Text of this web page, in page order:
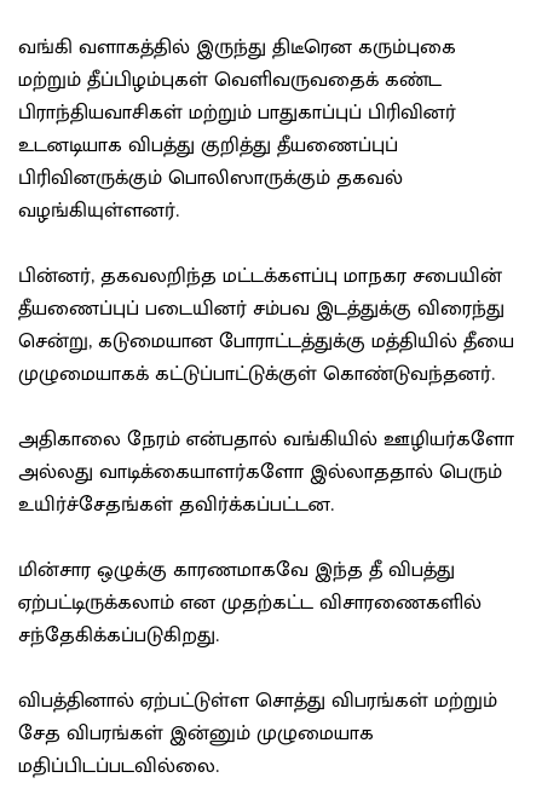
வங்கி வளாகத்தில் இருந்து திடீரென கரும்புகை
மற்றும் தீப்பிழம்புகள் வெளிவருவதைக் கண்ட
பிராந்தியவாசிகள் மற்றும் பாதுகாப்புப் பிரிவினர்
உடனடியாக விபத்து குறித்து தீயணைப்புப்
பிரிவினருக்கும் பொலிஸாருக்கும் தகவல்
வழங்கியுள்ளனர்.
பின்னர், தகவலறிந்த மட்டக்களப்பு மாநகர சபையின்
தீயணைப்புப் படையினர் சம்பவ இடத்துக்கு விரைந்து
சென்று, கடுமையான போராட்டத்துக்கு மத்தியில் தீயை
முழுமையாகக் கட்டுப்பாட்டுக்குள் கொண்டுவந்தனர்.
அதிகாலை நேரம் என்பதால் வங்கியில் ஊழியர்களோ
அல்லது வாடிக்கையாளர்களோ இல்லாததால் பெரும்
உயிர்ச்சேதங்கள் தவிர்க்கப்பட்டன.
மின்சார ஒழுக்கு காரணமாகவே இந்த தீ விபத்து
ஏற்பட்டிருக்கலாம் என முதற்கட்ட விசாரணைகளில்
சந்தேகிக்கப்படுகிறது.
விபத்தினால் ஏற்பட்டுள்ள சொத்து விபரங்கள் மற்றும்
சேத விபரங்கள் இன்னும் முழுமையாக
மதிப்பிடப்படவில்லை.